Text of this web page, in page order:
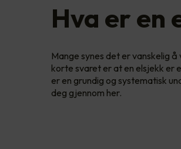
Hva er en
Mange synes det er vanskelig
korte svaret er at en elsjekk er
er en grundig og systematisk
deg gjennom her.